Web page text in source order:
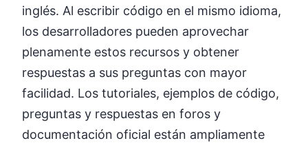
inglés. Al escribir código en el mismo idioma,
los desarrolladores pueden aprovechar
plenamente estos recursos y obtener
respuestas a sus preguntas con mayor
facilidad. Los tutoriales, ejemplos de código,
preguntas y respuestas en foros y
documentación oficial están ampliamente